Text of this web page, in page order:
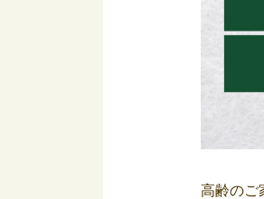
高齢のご